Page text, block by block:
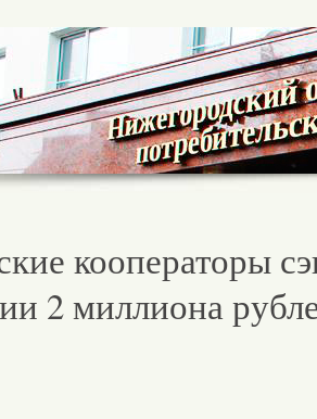
кооператоры
2 миллиона